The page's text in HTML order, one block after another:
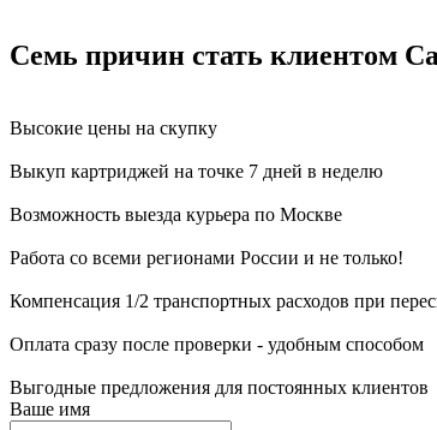
Семь причин стать клиентом
Высокие цены на скупку
Выкуп картриджей на точке 7 дней в неделю
Возможность выезда курьера по Москве
Работа со всеми регионами России и не только!
Компенсация 1/2 транспортных расходов при
Оплата сразу после проверки - удобным способом
Выгодные предложения для постоянных клиентов
Ваше имя